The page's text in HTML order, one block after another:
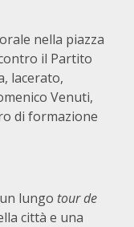
nella piazza
il Partito
lacerato,
Venuti,
di formazione
lungo tour de
città e una